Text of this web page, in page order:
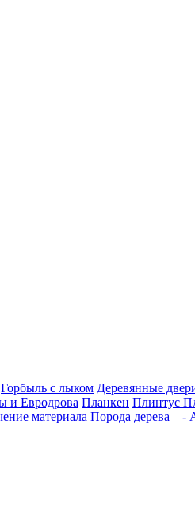
Горбыль с лыком Деревянные
и Евродрова Планкен Плинтус
материала Порода дерева -